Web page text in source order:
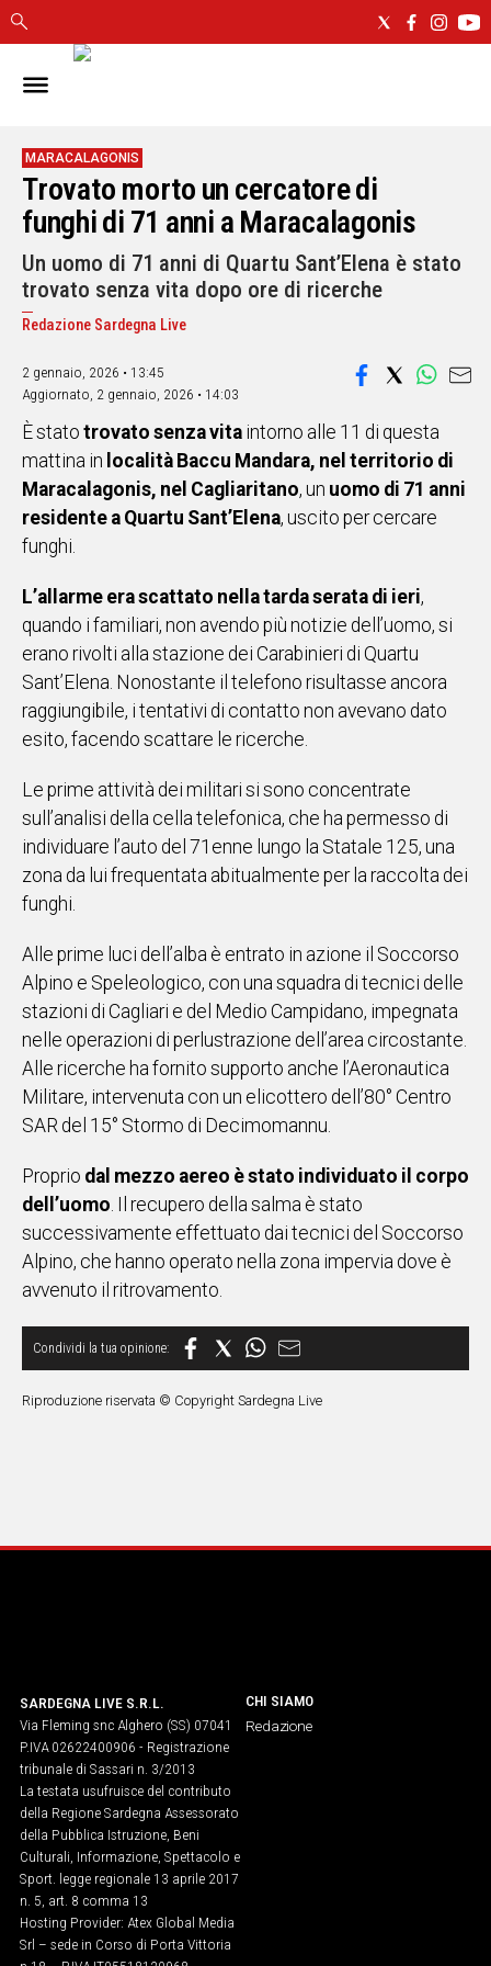
IN
CAGLIARI
SASSARI
NUORO
ORISTANO
SULCIS
GALLURA
OGLIASTRA
CAMPIDANO
ALTRE
NOTIZIE
POLITICA
IN
ITALIA
MONDO
SPORT
EVENTI
STORIE
VIDEO
Vai
UNISCITI
AL CANALE
WHATSAPP
Social
MARACALAGONIS
Trovato morto un cercatore di
funghi di 71 anni a Maracalagonis
Un uomo di 71 anni di Quartu Sant’Elena è stato
trovato senza vita dopo ore di ricerche
Redazione Sardegna Live
2 gennaio, 2026 • 13:45
Aggiornato, 2 gennaio, 2026 • 14:03
È stato trovato senza vita intorno alle 11 di questa
mattina in località Baccu Mandara, nel territorio di
Maracalagonis, nel Cagliaritano, un uomo di 71 anni
residente a Quartu Sant’Elena, uscito per cercare
funghi.
L’allarme era scattato nella tarda serata di ieri,
quando i familiari, non avendo più notizie dell’uomo, si
erano rivolti alla stazione dei Carabinieri di Quartu
Sant’Elena. Nonostante il telefono risultasse ancora
raggiungibile, i tentativi di contatto non avevano dato
esito, facendo scattare le ricerche.
Le prime attività dei militari si sono concentrate
sull’analisi della cella telefonica, che ha permesso di
individuare l’auto del 71enne lungo la Statale 125, una
zona da lui frequentata abitualmente per la raccolta dei
funghi.
Alle prime luci dell’alba è entrato in azione il Soccorso
Alpino e Speleologico, con una squadra di tecnici delle
stazioni di Cagliari e del Medio Campidano, impegnata
nelle operazioni di perlustrazione dell’area circostante.
Alle ricerche ha fornito supporto anche l’Aeronautica
Militare, intervenuta con un elicottero dell’80° Centro
SAR del 15° Stormo di Decimomannu.
Proprio dal mezzo aereo è stato individuato il corpo
dell’uomo. Il recupero della salma è stato
successivamente effettuato dai tecnici del Soccorso
Alpino, che hanno operato nella zona impervia dove è
avvenuto il ritrovamento.
Riproduzione riservata © Copyright Sardegna Live
SARDEGNA LIVE S.R.L.
Via Fleming snc Alghero (SS) 07041
P.IVA 02622400906 - Registrazione
tribunale di Sassari n. 3/2013
La testata usufruisce del contributo
della Regione Sardegna Assessorato
della Pubblica Istruzione, Beni
Culturali, Informazione, Spettacolo e
Sport. legge regionale 13 aprile 2017
n. 5, art. 8 comma 13
Hosting Provider: Atex Global Media
Srl – sede in Corso di Porta Vittoria
CHI SIAMO
Redazione